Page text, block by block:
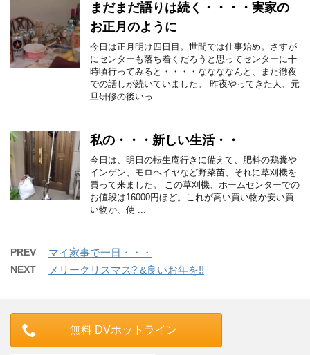
まだまだ語りは続く・・・・実家の
お正月のように
今日は正月明け四日目。世間では仕事始め。さすが
にセンターも落ち着くだろうと思ってセンターに十
時頃行ってみると・・・・ななななんと、また徹夜
での話しが続いていました。 昨夜やってきた人、元
旦研修の後いっ ...
私の・・・新しい生活・・
今日は、明日の転生庵行きに備えて、肥料の鶏糞や
インゲン、モロヘイヤなど野菜苗、それに草刈機を
買って来ました。 この草刈機、ホームセンターでの
お値段は16000円ほど。これが高い買い物か安い買
い物か、使 ...
PREV マイ家事で一日・・・
NEXT メリークリスマス? &良いお年を!!
無料 DVホットライン